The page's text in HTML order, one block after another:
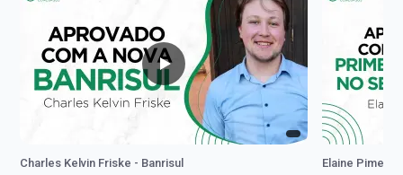
Charles Kelvin Friske - Banrisul Elaine